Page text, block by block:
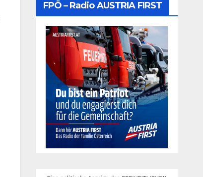
FPÖ – Radio AUSTRIA FIRST